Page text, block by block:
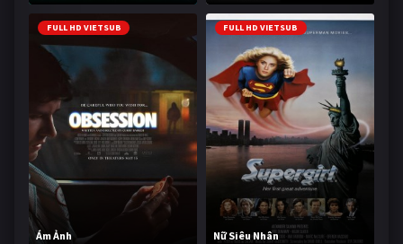
FULL HD VIETSUB
Ám Ảnh
FULL HD VIETSUB
Nữ Siêu Nhân